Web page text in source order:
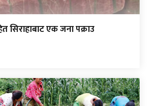
सिराहाबाट एक जना पक्राउ